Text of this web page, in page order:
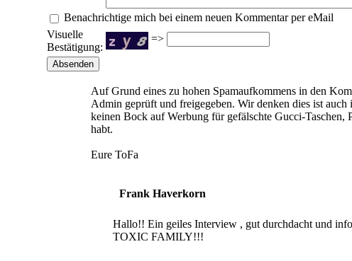
Benachrichtige mich bei einem neuen Kommentar per eMail
Visuelle
Bestätigung:
=>
Auf Grund eines zu hohen Spamaufkommens in den
Admin geprüft und freigegeben. Wir denken dies ist auch
keinen Bock auf Werbung für gefälschte Gucci-Taschen,
habt.
Eure ToFa
Frank Haverkorn
Hallo!! Ein geiles Interview , gut durchdacht und
TOXIC FAMILY!!!